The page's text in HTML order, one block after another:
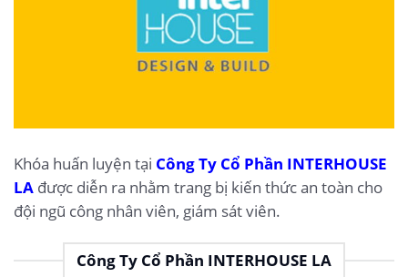
Khóa huấn luyện tại Công Ty Cổ Phần INTERHOUSE
LA được diễn ra nhằm trang bị kiến thức an toàn cho
đội ngũ công nhân viên, giám sát viên.
Công Ty Cổ Phần INTERHOUSE LA